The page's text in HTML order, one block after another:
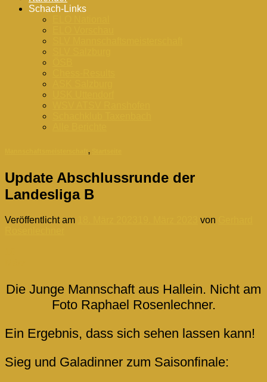
Schach-Links
,
Update Abschlussrunde der
Landesliga B
Veröffentlicht am von
Die Junge Mannschaft aus Hallein. Nicht am
Foto Raphael Rosenlechner.
Ein Ergebnis, dass sich sehen lassen kann!
Sieg und Galadinner zum Saisonfinale: